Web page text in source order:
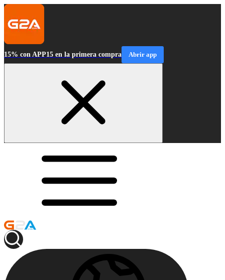
15% con APP15 en la primera compra Abrir app